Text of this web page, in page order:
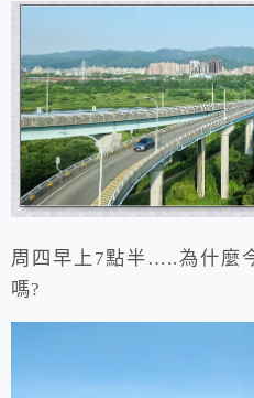
周四早上7點半…..為什麼
嗎?